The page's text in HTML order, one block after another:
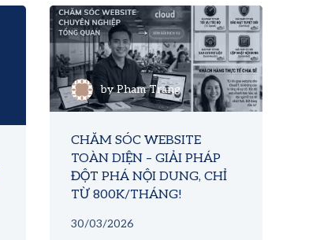
by Pham Trang
30/03/2026
CHĂM SÓC WEBSITE
TOÀN DIỆN – GIẢI PHÁP
ĐỘT PHÁ NỘI DUNG, CHỈ
TỪ 800K/THÁNG!